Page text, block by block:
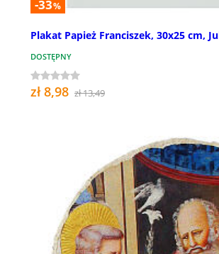
-33%
Plakat Papież Franciszek, 30x25 cm,
DOSTĘPNY
zł 8,98 zł 13,49